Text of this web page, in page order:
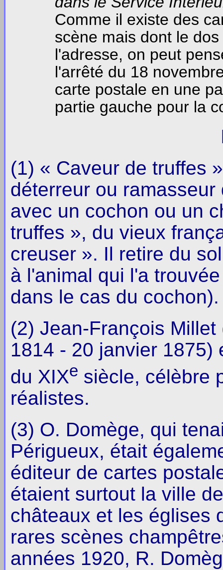
Comme il existe des
scène mais dont le
l'adresse, on peut
l'arrêté du 18
carte postale en une
partie gauche pour la
(1) « Caveur de truffes
déterreur ou
avec un cochon ou un
truffes », du vieux
creuser ». Il retire du
à l'animal qui l'a
dans le cas du cochon).
(2) Jean-François
1814 - 20 janvier 1875)
du XIXe siècle, célèbre
réalistes.
(3) O. Domège, qui
Périgueux, était
éditeur de cartes
étaient surtout la ville
châteaux et les églises
rares scènes
années 1920, R.